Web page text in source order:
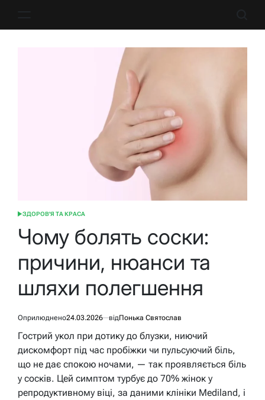
ОПУБЛІКУВАТИ
ЗДОРОВ'Я ТА КРАСА
Чому болять соски:
причини, нюанси та
шляхи полегшення
Оприлюднено24.03.2026 відПонька Святослав
Гострий укол при дотику до блузки, ниючий
дискомфорт під час пробіжки чи пульсуючий біль,
що не дає спокою ночами, — так проявляється біль
у сосків. Цей симптом турбує до 70% жінок у
репродуктивному віці, за даними клініки Mediland, і